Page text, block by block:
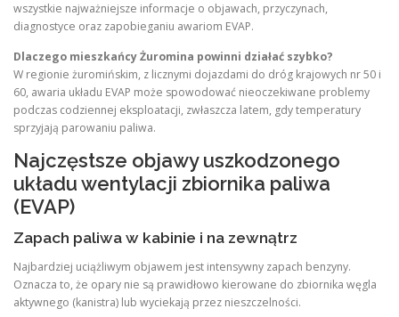
wszystkie najważniejsze informacje o objawach, przyczynach,
diagnostyce oraz zapobieganiu awariom EVAP.
Dlaczego mieszkańcy Żuromina powinni działać szybko?
W regionie żuromińskim, z licznymi dojazdami do dróg krajowych nr 50 i
60, awaria układu EVAP może spowodować nieoczekiwane problemy
podczas codziennej eksploatacji, zwłaszcza latem, gdy temperatury
sprzyjają parowaniu paliwa.
Najczęstsze objawy uszkodzonego
układu wentylacji zbiornika paliwa
(EVAP)
Zapach paliwa w kabinie i na zewnątrz
Najbardziej uciążliwym objawem jest intensywny zapach benzyny.
Oznacza to, że opary nie są prawidłowo kierowane do zbiornika węgla
aktywnego (kanistra) lub wyciekają przez nieszczelności.